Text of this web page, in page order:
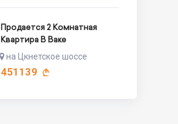
Продается 2 Комнатная
Квартира В Ваке
на Цкнетское шоссе
451139